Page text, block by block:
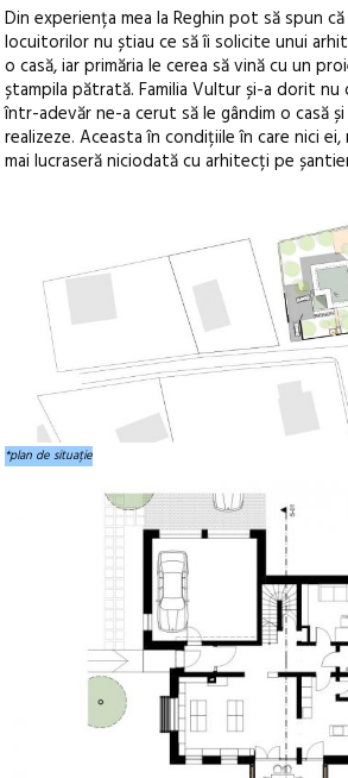
Din experiența mea la Reghin pot să spun
locuitorilor nu știau ce să îi solicite unui
o casă, iar primăria le cerea să vină cu un
ștampila pătrată. Familia Vultur și-a dorit
într-adevăr ne-a cerut să le gândim o casă
realizeze. Aceasta în condițiile în care nici
mai lucraseră niciodată cu arhitecți pe
*plan de situație